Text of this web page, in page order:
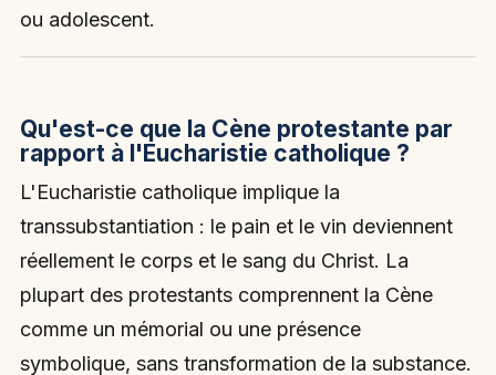
ou adolescent.
Qu'est-ce que la Cène protestante par
rapport à l'Eucharistie catholique ?
L'Eucharistie catholique implique la
transsubstantiation : le pain et le vin deviennent
réellement le corps et le sang du Christ. La
plupart des protestants comprennent la Cène
comme un mémorial ou une présence
symbolique, sans transformation de la substance.